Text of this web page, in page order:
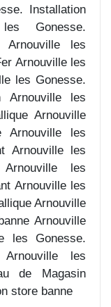
Installation
Gonesse.
Arnouville les
Arnouville les
les Gonesse.
Arnouville les
Arnouville
Arnouville les
Arnouville les
Arnouville les
Arnouville les
Arnouville
Arnouville
les Gonesse.
Arnouville les
de Magasin
store banne